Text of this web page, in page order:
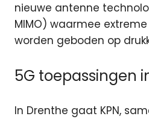
nieuwe antenne
MIMO) waarmee
worden geboden op
5G toepassingen
In Drenthe gaat KPN,